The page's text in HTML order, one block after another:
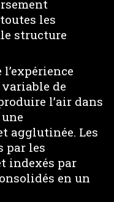
les
structure
de
l’air dans
agglutinée. Les
par les
indexés par
en un